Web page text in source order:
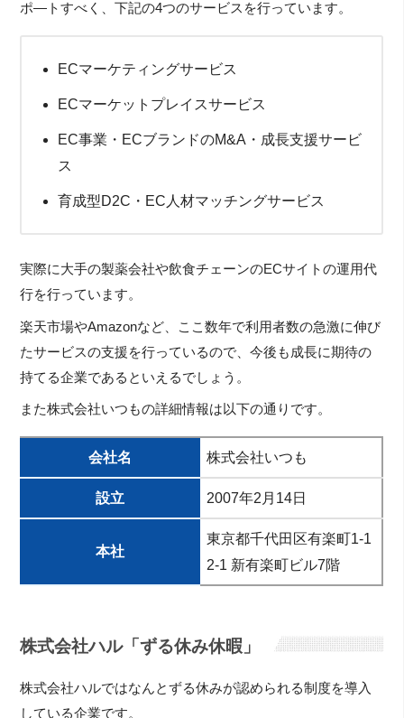
ポ―トすべく、下記の4つのサービスを行っています。
ECマーケティングサービス
ECマーケットプレイスサービス
EC事業・ECブランドのM&A・成長支援サービ
ス
育成型D2C・EC人材マッチングサービス
実際に大手の製薬会社や飲食チェーンのECサイトの運用代
行を行っています。
楽天市場やAmazonなど、ここ数年で利用者数の急激に伸び
たサービスの支援を行っているので、今後も成長に期待の
持てる企業であるといえるでしょう。
また株式会社いつもの詳細情報は以下の通りです。
会社名 株式会社いつも
設立 2007年2月14日
本社
東京都千代田区有楽町1-1
2-1 新有楽町ビル7階
株式会社ハル「ずる休み休暇」
株式会社ハルではなんとずる休みが認められる制度を導入
している企業です。